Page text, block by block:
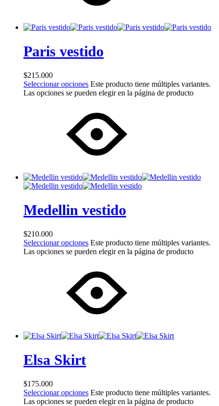
Paris vestido
$215.000
Seleccionar opciones Este producto tiene múltiples variantes.
Las opciones se pueden elegir en la página de producto
Medellin vestido
$210.000
Seleccionar opciones Este producto tiene múltiples variantes.
Las opciones se pueden elegir en la página de producto
Elsa Skirt
$175.000
Seleccionar opciones Este producto tiene múltiples variantes.
Las opciones se pueden elegir en la página de producto